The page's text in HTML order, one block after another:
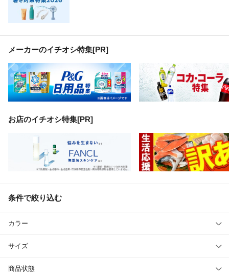
メーカーのイチオシ特集[PR]
お店のイチオシ特集[PR]
条件で絞り込む
カラー
サイズ
商品状態